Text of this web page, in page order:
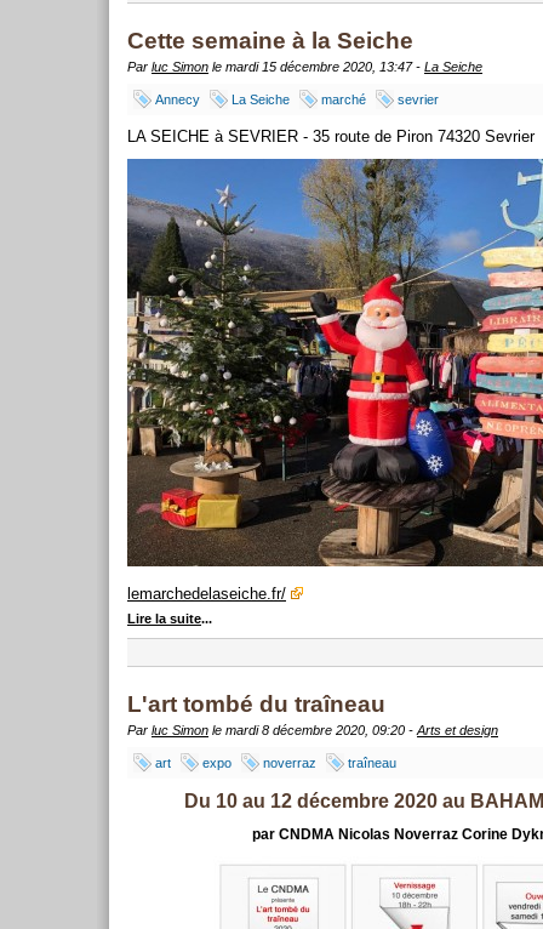
Cette semaine à la Seiche
Par luc Simon le mardi 15 décembre 2020, 13:47 - La Seiche
Annecy La Seiche marché sevrier
LA SEICHE à SEVRIER - 35 route de Piron 74320 Sevrier
lemarchedelaseiche.fr/
Lire la suite...
L'art tombé du traîneau
Par luc Simon le mardi 8 décembre 2020, 09:20 - Arts et design
art expo noverraz traîneau
Du 10 au 12 décembre 2020 au
par CNDMA Nicolas Noverraz Corine